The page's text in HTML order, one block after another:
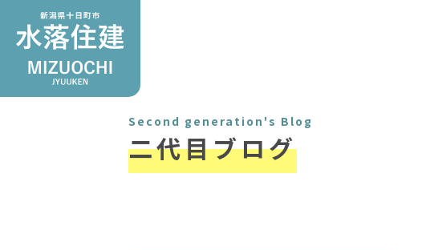
Second generation's Blog
二代目ブログ